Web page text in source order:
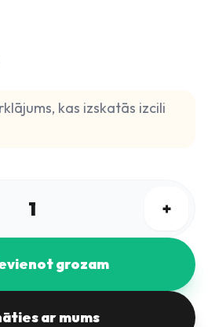
kas izskatās izcili
1 +
grozam
ar mums